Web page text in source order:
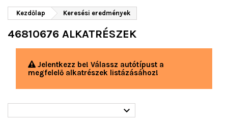
Kezdőlap Keresési eredmények
46810676 ALKATRÉSZEK
Jelentkezz be! Válassz autótípust a
megfelelő alkatrészek listázásához!
